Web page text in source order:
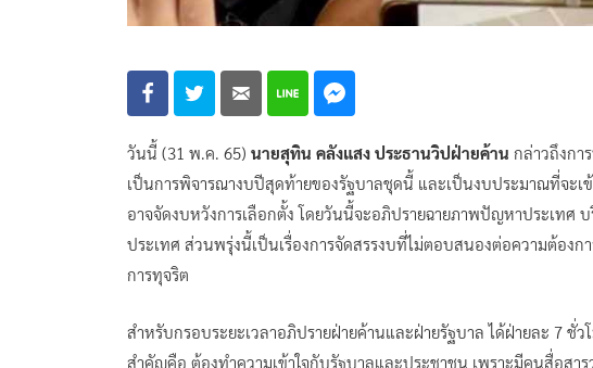
วันนี้ (31 พ.ค. 65) นายสุทิน คลังแสง ประธานวิปฝ่ายค้าน กล่าวถึงกา
เป็นการพิจารณางบปีสุดท้ายของรัฐบาลชุดนี้ และเป็นงบประมาณที่จะเข้
อาจจัดงบหวังการเลือกตั้ง โดยวันนี้จะอภิปรายฉายภาพปัญหาประเทศ
ประเทศ ส่วนพรุ่งนี้เป็นเรื่องการจัดสรรงบที่ไม่ตอบสนองต่อความต้องก
การทุจริต
สำหรับกรอบระยะเวลาอภิปรายฝ่ายค้านและฝ่ายรัฐบาล ได้ฝ่ายละ 7 ชั่
สำคัญคือ ต้องทำความเข้าใจกับรัฐบาลและประชาชน เพราะมีคนสื่อสา